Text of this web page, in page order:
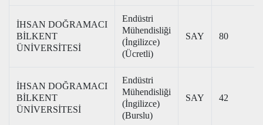
İHSAN DOĞRAMACI
BİLKENT
ÜNİVERSİTESİ
Endüstri
Mühendisliği
(İngilizce)
(Ücretli)
SAY 80
İHSAN DOĞRAMACI
BİLKENT
ÜNİVERSİTESİ
Endüstri
Mühendisliği
(İngilizce)
(Burslu)
SAY 42